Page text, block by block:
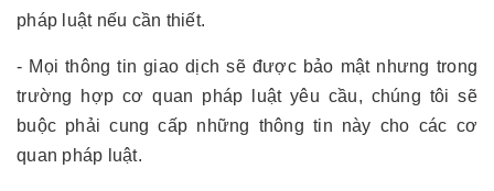
pháp luật nếu cần thiết.
- Mọi thông tin giao dịch sẽ được bảo mật nhưng trong
trường hợp cơ quan pháp luật yêu cầu, chúng tôi sẽ
buộc phải cung cấp những thông tin này cho các cơ
quan pháp luật.